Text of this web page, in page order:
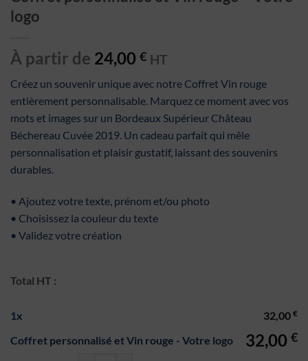
logo
À partir de 24,00 € HT
Créez un souvenir unique avec notre Coffret Vin rouge
entièrement personnalisable. Marquez ce moment avec vos
mots et images sur un Bordeaux Supérieur Château
Béchereau Cuvée 2019. Un cadeau parfait qui mêle
personnalisation et plaisir gustatif, laissant des souvenirs
durables.
• Ajoutez votre texte, prénom et/ou photo
• Choisissez la couleur du texte
• Validez votre création
Total HT :
1x 32,00 €
Coffret personnalisé et Vin rouge - Votre logo 32,00 €